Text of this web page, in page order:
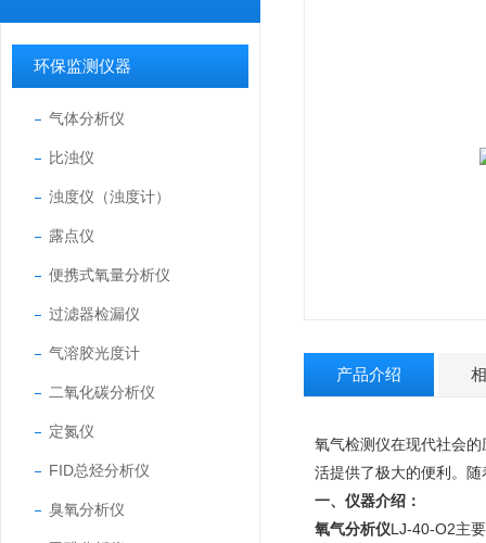
环保监测仪器
气体分析仪
比浊仪
浊度仪（浊度计）
露点仪
便携式氧量分析仪
过滤器检漏仪
气溶胶光度计
二氧化碳分析仪
定氮仪
FID总烃分析仪
臭氧分析仪
产品介绍
氧气检测仪在现代社会
活提供了极大的便利。
一、仪器介绍：
氧气分析仪LJ-40-O2主